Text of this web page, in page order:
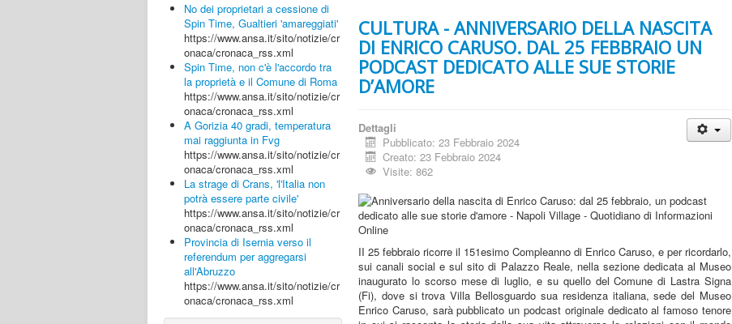
No dei proprietari a cessione di
Spin Time, Gualtieri 'amareggiati'
https://www.ansa.it/sito/notizie/cr
onaca/cronaca_rss.xml
Spin Time, non c'è l'accordo tra
la proprietà e il Comune di Roma
https://www.ansa.it/sito/notizie/cr
onaca/cronaca_rss.xml
A Gorizia 40 gradi, temperatura
mai raggiunta in Fvg
https://www.ansa.it/sito/notizie/cr
onaca/cronaca_rss.xml
La strage di Crans, 'l'Italia non
potrà essere parte civile'
https://www.ansa.it/sito/notizie/cr
onaca/cronaca_rss.xml
Provincia di Isernia verso il
referendum per aggregarsi
all'Abruzzo
https://www.ansa.it/sito/notizie/cr
onaca/cronaca_rss.xml
CULTURA - ANNIVERSARIO DELLA NASCITA
DI ENRICO CARUSO. DAL 25 FEBBRAIO UN
PODCAST DEDICATO ALLE SUE STORIE
D’AMORE
Dettagli
Pubblicato: 23 Febbraio 2024
Creato: 23 Febbraio 2024
Visite: 862
II 25 febbraio ricorre il 151esimo Compleanno di Enrico Caruso, e per ricordarlo,
sui canali social e sul sito di Palazzo Reale, nella sezione dedicata al Museo
inaugurato lo scorso mese di luglio, e su quello del Comune di Lastra Signa
(Fi), dove si trova Villa Bellosguardo sua residenza italiana, sede del Museo
Enrico Caruso, sarà pubblicato un podcast originale dedicato al famoso tenore